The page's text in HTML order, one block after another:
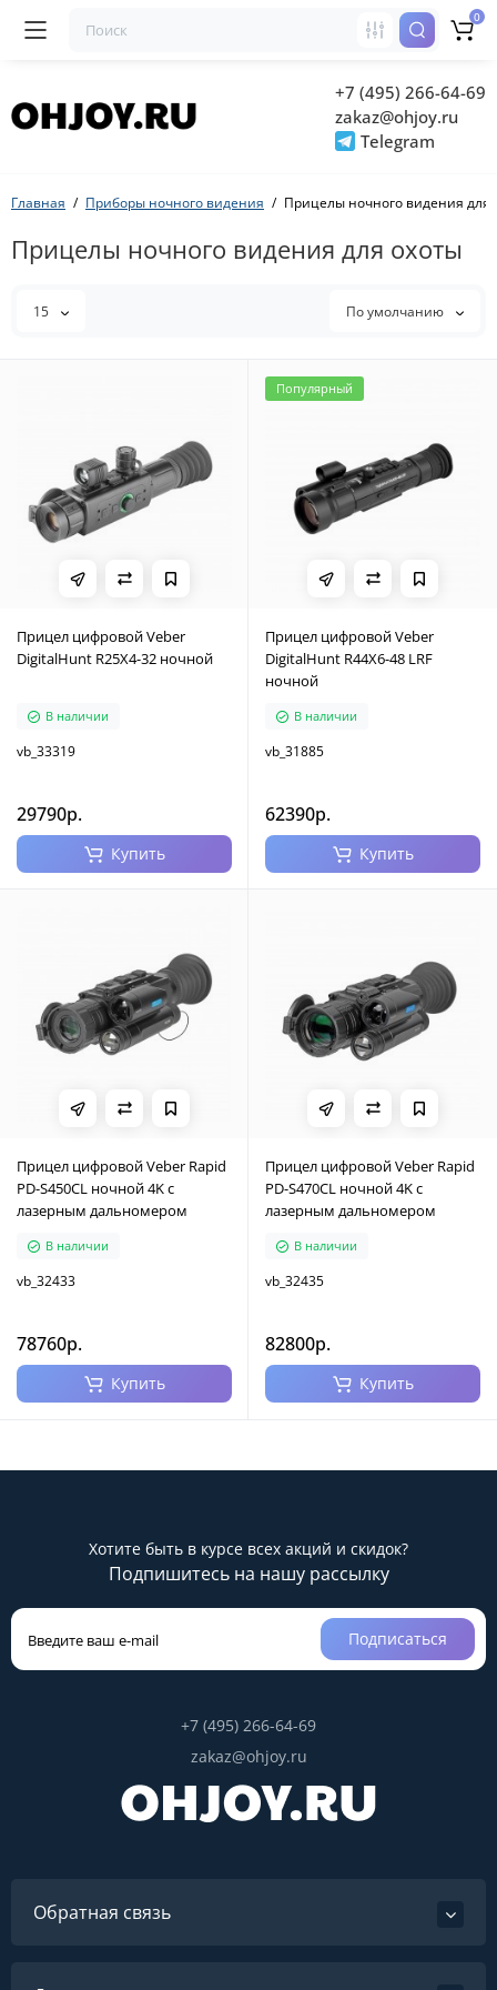
+7 (495) 266-64-69
zakaz@ohjoy.ru
Telegram
0
Главная Приборы ночного видения Прицелы ночного видения для
Прицелы ночного видения для охоты
15 По умолчанию
Прицел цифровой Veber
DigitalHunt R25X4-32 ночной
В наличии
vb_33319
29790р.
Купить
Популярный
Прицел цифровой Veber
DigitalHunt R44X6-48 LRF
ночной
В наличии
vb_31885
62390р.
Купить
Прицел цифровой Veber Rapid
PD-S450CL ночной 4K с
лазерным дальномером
В наличии
vb_32433
78760р.
Купить
Прицел цифровой Veber Rapid
PD-S470CL ночной 4K с
лазерным дальномером
В наличии
vb_32435
82800р.
Купить
Хотите быть в курсе всех акций и скидок?
Подпишитесь на нашу рассылку
Подписаться
+7 (495) 266-64-69
zakaz@ohjoy.ru
Обратная связь